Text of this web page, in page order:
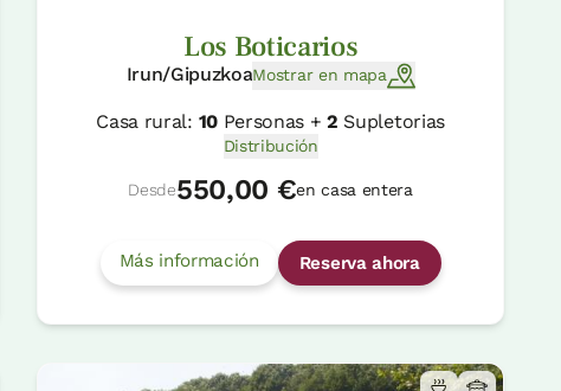
Los Boticarios
Irun/GipuzkoaMostrar en mapa
Casa rural: 10Personas +2 Supletorias
Distribución
Desde550,00 €en casa entera
Más información Reserva ahora